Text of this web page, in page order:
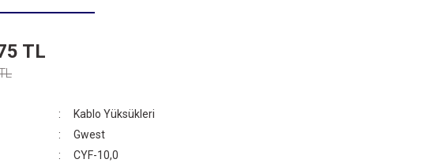
TL
Kablo Yüksükleri
Gwest
CYF-10,0